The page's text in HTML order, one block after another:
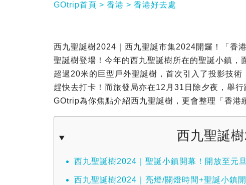
GOtrip首頁 香港 香港好去處
西九聖誕樹2024｜西九聖誕市集2024開鑼！「香
聖誕樹登場！今年的西九聖誕樹所在的聖誕小鎮
超過20米的巨型戶外聖誕樹，首次引入了投影技
趕快去打卡！而旅發局亦在12月31日除夕夜，舉
GOtrip為你焦點介紹西九聖誕樹，更會整理「香港
西九聖誕
西九聖誕樹2024｜聖誕小鎮開幕！開放至元旦
西九聖誕樹2024｜亮燈/關燈時間+聖誕小鎮